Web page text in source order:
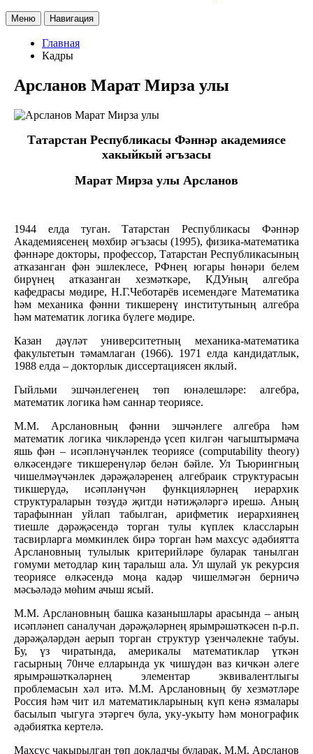
Меню Навигация
Главная
Кадры
Арсланов Марат Мирза улы
Татарстан Республикасы Фәннәр академиясе
хакыйкый әгъзасы
Марат Мирза улы Арсланов
1944 елда туган. Татарстан Республикасы Фәннәр
Академиясенең мөхбир әгъзасы (1995), физика-математика
фәннәре докторы, профессор, Татарстан Республикасының
атказанган фән эшлеклесе, РФнең югары һөнәри белем
бирүнең атказанган хезмәткәре, КДУның алгебра
кафедрасы мөдире, Н.Г.Чеботарёв исемендәге Математика
һәм механика фәнни тикшеренү институтының алгебра
һәм математик логика бүлеге мөдире.
Казан дәүләт университетның механика-математика
факультетын тәмамлаган (1966). 1971 елда кандидатлык,
1988 елда – докторлык диссертациясен яклый.
Гыйльми эшчәнлегенең төп юнәлешләре: алгебра,
математик логика һәм саннар теориясе.
М.М. Арслановның фәнни эшчәнлеге алгебра һәм
математик логика чикләрендә үсеп килгән чагыштырмача
яшь фән – исәпләнүчәнлек теориясе (computability theory)
өлкәсендәге тикшеренүләр белән бәйле. Ул Тьюрингның
чишелмәүчәнлек дәрәҗәләренең алгебраик структурасын
тикшерүдә, исәпләнүчән функцияләрнең иерархик
структураларын төзүдә җитди нәтиҗәләргә ирешә. Аның
тарафыннан уйлап табылган, арифметик иерархиянең
тиешле дәрәҗәсендә торган тулы күплек классларын
тасвирларга мөмкинлек бирә торган һәм махсус әдәбиятта
Арслановның тулылык критерийләре буларак танылган
гомуми методлар киң таралыш ала. Ул шулай ук рекурсия
теориясе өлкәсендә моңа кадәр чишелмәгән берничә
мәсьәләдә мөһим ачыш ясый.
М.М. Арслановның башка казанышлары арасында – аның
исәпләнеп саналучан дәрәҗәләрнең ярымрәшәткәсен n-р.п.
дәрәҗәләрдән аерып торган структур үзенчәлекне табуы.
Бу, үз чиратында, америкалы математиклар үткән
гасырның 70нче елларында ук чишүдән ваз кичкән әлеге
ярымрәшәткәләрнең элементар эквивалентлыгы
проблемасын хәл итә. М.М. Арслановның бу хезмәтләре
Россия һәм чит ил математикларының күп кенә язмалары
басылып чыгуга этәргеч була, уку-укыту һәм монографик
әдәбиятка кертелә.
Махсус чакырылган төп докладчы буларак, М.М. Арсланов